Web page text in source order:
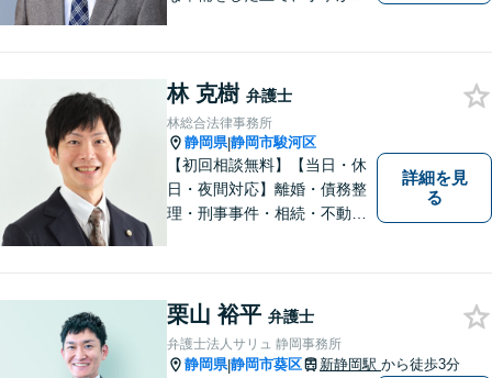
の損害賠償請求事件、相続・
離婚、破産・個人再生等は、
私が力を注ぎ、得意としてい
る分野です。
林 克樹 弁護士
林総合法律事務所
静岡県|静岡市駿河区
【初回相談無料】【当日・休
日・夜間対応】離婚・債務整
理・刑事事件・相続・不動産
す。法人・個人事業主の事業
再建・債務整理の問題解決に
自信があります。
詳細を見
る
栗山 裕平 弁護士
弁護士法人サリュ 静岡事務所
静岡県|静岡市葵区 新静岡駅 から徒歩3分